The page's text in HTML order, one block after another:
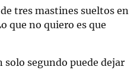
tres mastines sueltos en
que no quiero es que
solo segundo puede dejar